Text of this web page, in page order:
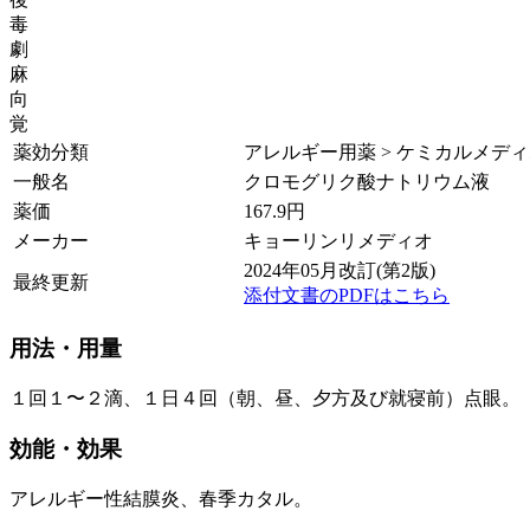
毒
劇
麻
向
覚
薬効分類
アレルギー用薬 > ケミカルメデ
一般名
クロモグリク酸ナトリウム液
薬価
167.9円
メーカー
キョーリンリメディオ
最終更新
2024年05月改訂(第2版)
添付文書のPDFはこちら
用法・用量
１回１〜２滴、１日４回（朝、昼、夕方及び就寝前）点眼。
効能・効果
アレルギー性結膜炎、春季カタル。